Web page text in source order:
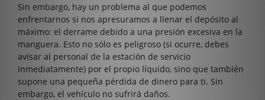
Sin embargo, hay un problema al que podemos
enfrentarnos si nos apresuramos a llenar el depósito al
máximo: el derrame debido a una presión excesiva en la
manguera. Esto no sólo es peligroso (si ocurre, debes
avisar al personal de la estación de servicio
inmediatamente) por el propio líquido, sino que también
supone una pequeña pérdida de dinero para ti. Sin
embargo, el vehículo no sufrirá daños.